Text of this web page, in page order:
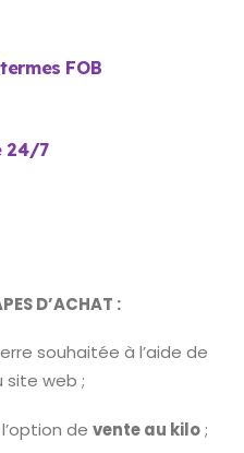
FOB
24/7
D’ACHAT :
souhaitée à l’aide de
site web ;
de vente au kilo;